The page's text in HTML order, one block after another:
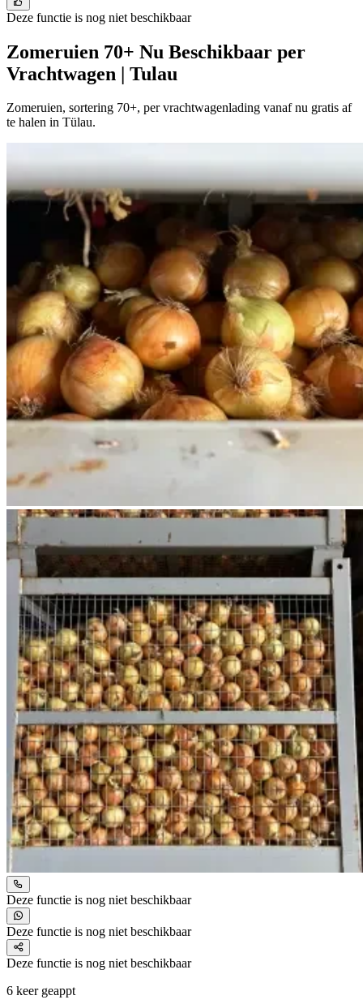
Deze functie is nog niet beschikbaar
Zomeruien 70+ Nu Beschikbaar per
Vrachtwagen | Tulau
Zomeruien, sortering 70+, per vrachtwagenlading vanaf nu gratis af
te halen in Tülau.
Deze functie is nog niet beschikbaar
Deze functie is nog niet beschikbaar
Deze functie is nog niet beschikbaar
6 keer geappt